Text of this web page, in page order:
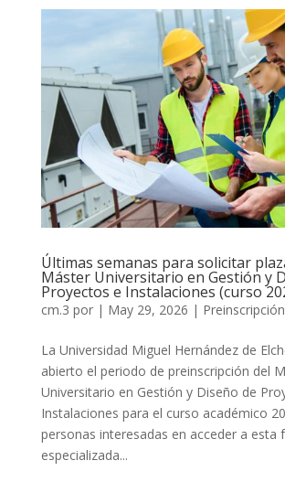
Últimas semanas para solicitar
Máster Universitario en Gestión y
Proyectos e Instalaciones (curso
cm.3 por | May 29, 2026 | Preinscripción
La Universidad Miguel Hernández de
abierto el periodo de preinscripción del
Universitario en Gestión y Diseño de
Instalaciones para el curso académico
personas interesadas en acceder a esta
especializada...